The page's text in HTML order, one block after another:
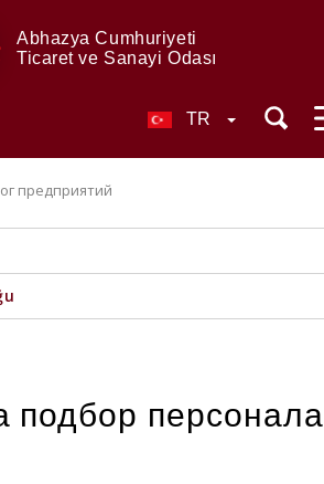
Abhazya Cumhuriyeti
Ticaret ve Sanayi Odası
TR
предприятий
подбор персонала